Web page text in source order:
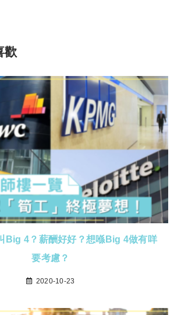
歡
Big 4？薪酬好好？想喺Big 4做有咩
要考慮？
2020-10-23